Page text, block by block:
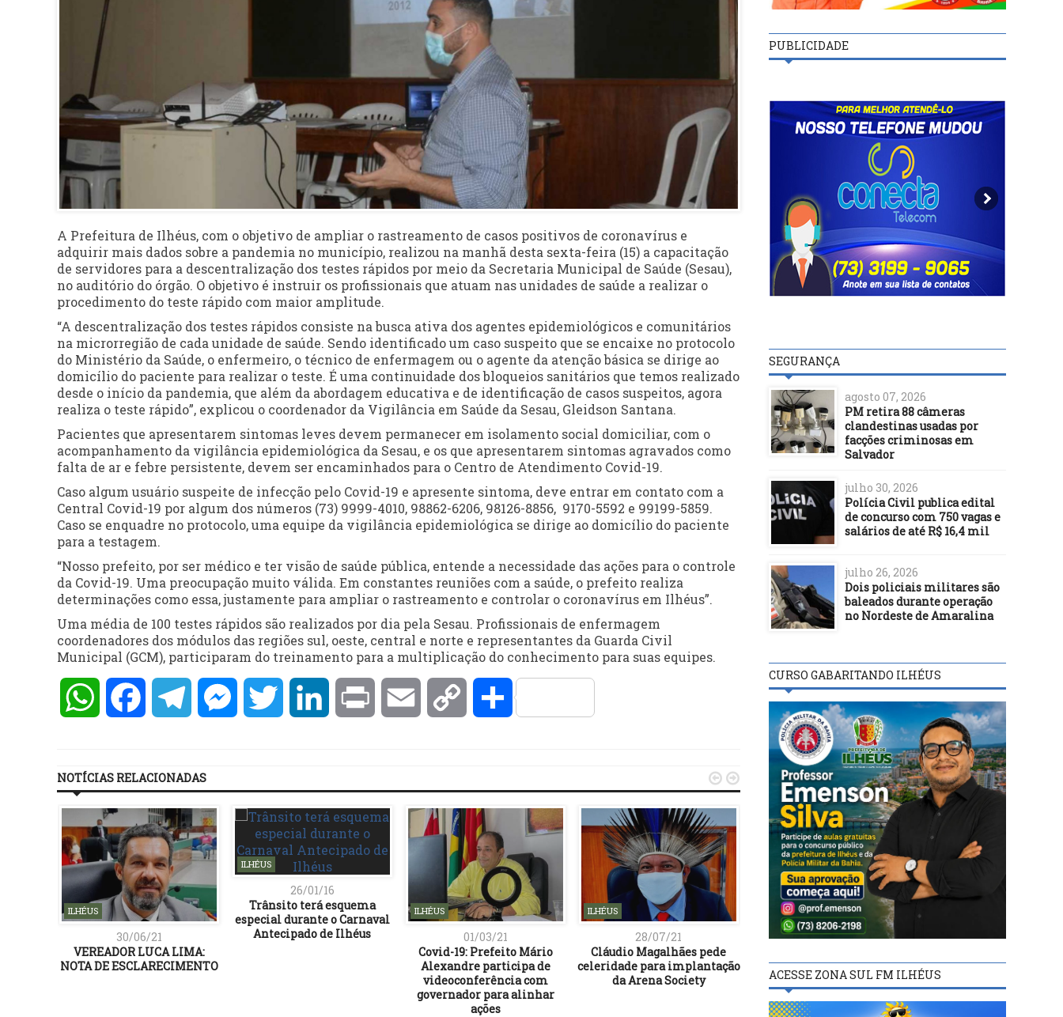
A Prefeitura de Ilhéus, com o objetivo de ampliar o rastreamento de casos positivos de coronavírus e
adquirir mais dados sobre a pandemia no município, realizou na manhã desta sexta-feira (15) a capacitação
de servidores para a descentralização dos testes rápidos por meio da Secretaria Municipal de Saúde (Sesau),
no auditório do órgão. O objetivo é instruir os profissionais que atuam nas unidades de saúde a realizar o
procedimento do teste rápido com maior amplitude.
“A descentralização dos testes rápidos consiste na busca ativa dos agentes epidemiológicos e comunitários
na microrregião de cada unidade de saúde. Sendo identificado um caso suspeito que se encaixe no protocolo
do Ministério da Saúde, o enfermeiro, o técnico de enfermagem ou o agente da atenção básica se dirige ao
domicílio do paciente para realizar o teste. É uma continuidade dos bloqueios sanitários que temos realizado
desde o início da pandemia, que além da abordagem educativa e de identificação de casos suspeitos, agora
realiza o teste rápido”, explicou o coordenador da Vigilância em Saúde da Sesau, Gleidson Santana.
Pacientes que apresentarem sintomas leves devem permanecer em isolamento social domiciliar, com o
acompanhamento da vigilância epidemiológica da Sesau, e os que apresentarem sintomas agravados como
falta de ar e febre persistente, devem ser encaminhados para o Centro de Atendimento Covid-19.
Caso algum usuário suspeite de infecção pelo Covid-19 e apresente sintoma, deve entrar em contato com a
Central Covid-19 por algum dos números (73) 9999-4010, 98862-6206, 98126-8856, 9170-5592 e 99199-5859.
Caso se enquadre no protocolo, uma equipe da vigilância epidemiológica se dirige ao domicílio do paciente
para a testagem.
“Nosso prefeito, por ser médico e ter visão de saúde pública, entende a necessidade das ações para o controle
da Covid-19. Uma preocupação muito válida. Em constantes reuniões com a saúde, o prefeito realiza
determinações como essa, justamente para ampliar o rastreamento e controlar o coronavírus em Ilhéus”.
Uma média de 100 testes rápidos são realizados por dia pela Sesau. Profissionais de enfermagem
coordenadores dos módulos das regiões sul, oeste, central e norte e representantes da Guarda Civil
Municipal (GCM), participaram do treinamento para a multiplicação do conhecimento para suas equipes.
WhatsAppFacebookTelegramMessengerTwitter LinkedInPrint Email Copy Compartilhar
NOTÍCIAS RELACIONADAS
ILHÉUS
30/06/21
VEREADOR LUCA LIMA:
NOTA DE ESCLARECIMENTO
ILHÉUS
26/01/16
Trânsito terá esquema
especial durante o Carnaval
Antecipado de Ilhéus
ILHÉUS
01/03/21
Covid-19: Prefeito Mário
Alexandre participa de
videoconferência com
governador para alinhar
ações
ILHÉUS
28/07/21
Cláudio Magalhães pede
celeridade para implantação
da Arena Society
ILHÉUS
30/05/23
quiosques na Avenida Dois de
Julho para instalação de
nova base da PM
24/11/23
da sessão ordinária,
 
PUBLICIDADE
SEGURANÇA
agosto 07, 2026
PM retira 88 câmeras
clandestinas usadas por
facções criminosas em
Salvador
julho 30, 2026
Polícia Civil publica edital
de concurso com 750 vagas e
salários de até R$ 16,4 mil
julho 26, 2026
Dois policiais militares são
baleados durante operação
no Nordeste de Amaralina
CURSO GABARITANDO ILHÉUS
ACESSE ZONA SUL FM ILHÉUS